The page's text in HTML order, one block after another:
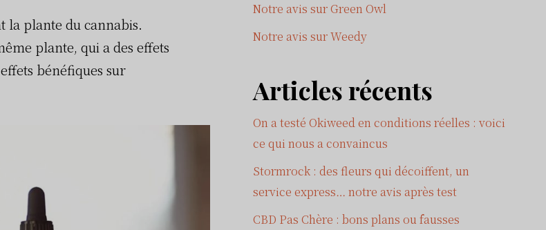
la plante du cannabis.
plante, qui a des effets
bénéfiques sur
Notre avis sur Green Owl
Notre avis sur Weedy
Articles récents
On a testé Okiweed en conditions réelles : voici
ce qui nous a convaincus
Stormrock : des fleurs qui décoiffent, un
service express… notre avis après test
CBD Pas Chère : bons plans ou fausses